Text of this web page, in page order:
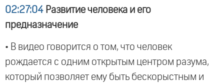
02:27:04 Развитие человека и его
предназначение
• В видео говорится о том, что человек
рождается с одним открытым центром разума,
который позволяет ему быть бескорыстным и